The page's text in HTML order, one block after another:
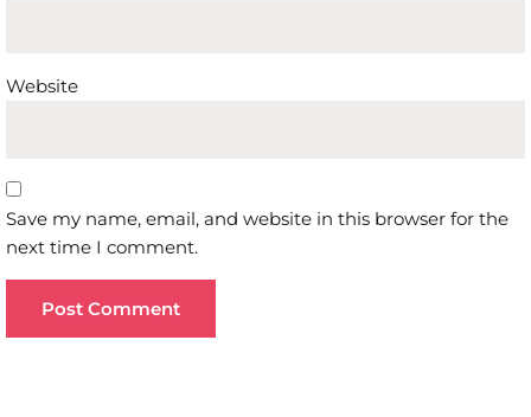
Website
Save my name, email, and website in this browser for the
next time I comment.